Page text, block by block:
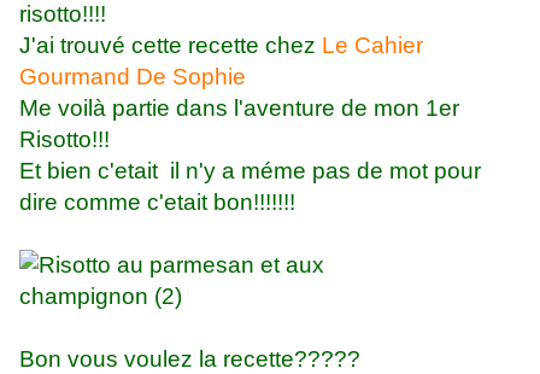
risotto!!!!
J'ai trouvé cette recette chez Le Cahier
Gourmand De Sophie
Me voilà partie dans l'aventure de mon 1er
Risotto!!!
Et bien c'etait il n'y a méme pas de mot pour
dire comme c'etait bon!!!!!!!
Bon vous voulez la recette?????